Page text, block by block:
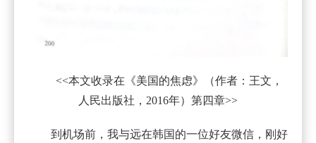
<<本文收录在《美国的焦虑》（作者：王文，
人民出版社，2016年）第四章>>
到机场前，我与远在韩国的一位好友微信，刚好